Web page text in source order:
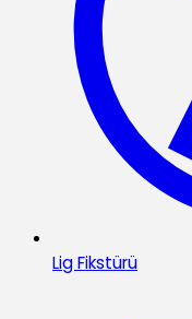
Lig Fikstürü